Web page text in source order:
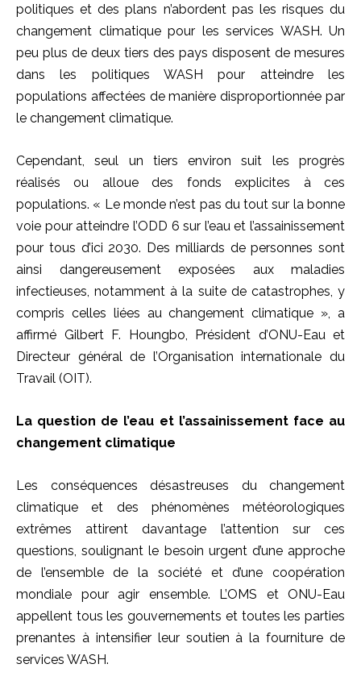
politiques et des plans n’abordent pas les risques du
changement climatique pour les services WASH. Un
peu plus de deux tiers des pays disposent de mesures
dans les politiques WASH pour atteindre les
populations affectées de manière disproportionnée par
le changement climatique.
Cependant, seul un tiers environ suit les progrès
réalisés ou alloue des fonds explicites à ces
populations. « Le monde n’est pas du tout sur la bonne
voie pour atteindre l’ODD 6 sur l’eau et l’assainissement
pour tous d’ici 2030. Des milliards de personnes sont
ainsi dangereusement exposées aux maladies
infectieuses, notamment à la suite de catastrophes, y
compris celles liées au changement climatique », a
affirmé Gilbert F. Houngbo, Président d’ONU-Eau et
Directeur général de l’Organisation internationale du
Travail (OIT).
La question de l’eau et l’assainissement face au
changement climatique
Les conséquences désastreuses du changement
climatique et des phénomènes météorologiques
extrêmes attirent davantage l’attention sur ces
questions, soulignant le besoin urgent d’une approche
de l’ensemble de la société et d’une coopération
mondiale pour agir ensemble. L’OMS et ONU-Eau
appellent tous les gouvernements et toutes les parties
prenantes à intensifier leur soutien à la fourniture de
services WASH.